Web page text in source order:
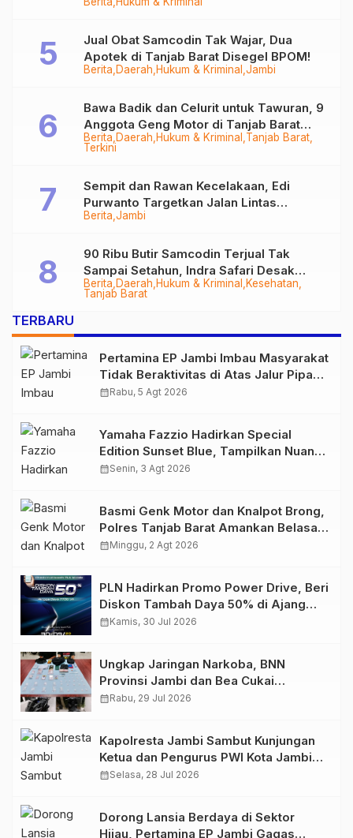
Tungkal
Berita Daerah Hukum & Kriminal Jambi
Jual Obat Samcodin Tak Wajar, Dua
Apotek di Tanjab Barat Disegel BPOM!
Berita Daerah Hukum & Kriminal Tanjab Barat
Terkini
Bawa Badik dan Celurit untuk Tawuran, 9
Anggota Geng Motor di Tanjab Barat
Diringkus
Berita Jambi
Sempit dan Rawan Kecelakaan, Edi
Purwanto Targetkan Jalan Lintas
Tungkal-Jambi Mulus di 2028
Berita Daerah Hukum & Kriminal
Kesehatan
Tanjab Barat
90 Ribu Butir Samcodin Terjual Tak
Sampai Setahun, Indra Safari Desak
Audit Menyeluruh
TERBARU
Pertamina EP Jambi Imbau Masyarakat
Tidak Beraktivitas di Atas Jalur Pipa
Migas Demi Keselamatan Bersama
calendar_monthRabu, 5 Agt 2026
Yamaha Fazzio Hadirkan Special
Edition Sunset Blue, Tampilkan Nuansa
Retro Summer yang Semakin Skena
calendar_monthSenin, 3 Agt 2026
Basmi Genk Motor dan Knalpot Brong,
Polres Tanjab Barat Amankan Belasan
Kendaraan
calendar_monthMinggu, 2 Agt 2026
PLN Hadirkan Promo Power Drive, Beri
Diskon Tambah Daya 50% di Ajang
GIIAS 2026
calendar_monthKamis, 30 Jul 2026
Ungkap Jaringan Narkoba, BNN
Provinsi Jambi dan Bea Cukai
Amankan Sembilan Pelaku beserta
calendar_monthRabu, 29 Jul 2026
Kapolresta Jambi Sambut Kunjungan
Ketua dan Pengurus PWI Kota Jambi
Perkuat Sinergi dan Kolaborasi
calendar_monthSelasa, 28 Jul 2026
Dorong Lansia Berdaya di Sektor
Hijau, Pertamina EP Jambi Gagas